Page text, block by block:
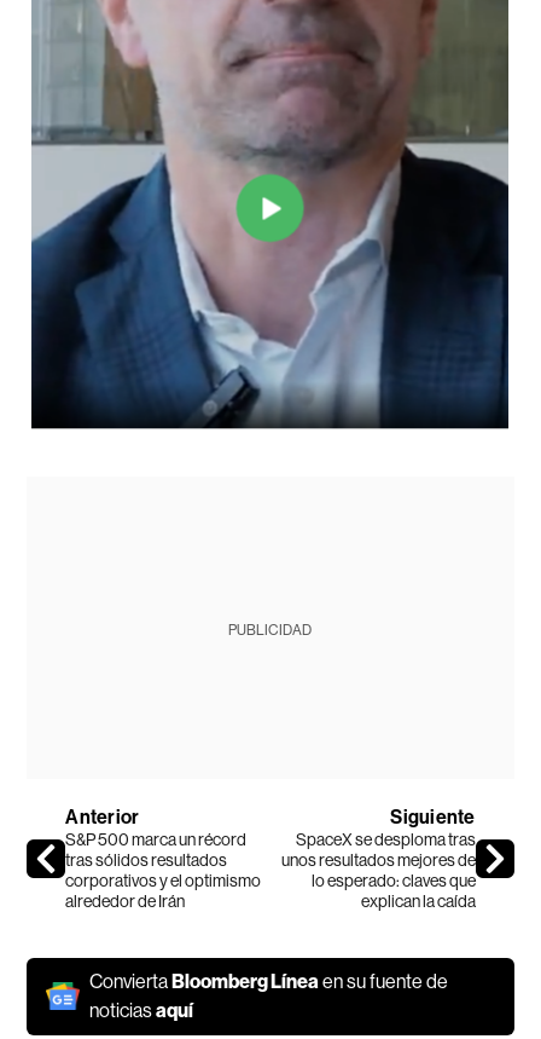
PUBLICIDAD
Anterior
S&P 500 marca un récord
tras sólidos resultados
corporativos y el optimismo
alrededor de Irán
Siguiente
SpaceX se desploma tras
unos resultados mejores de
lo esperado: claves que
explican la caída
ConviertaBloomberg Línea en su fuente de
noticiasaquí